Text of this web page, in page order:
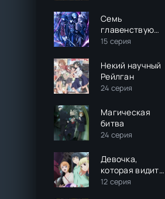
Семь
главенствующих
мечей
15 серия
Некий научный
Рейлган
24 серия
Магическая
битва
24 серия
Девочка,
которая видит
это
12 серия